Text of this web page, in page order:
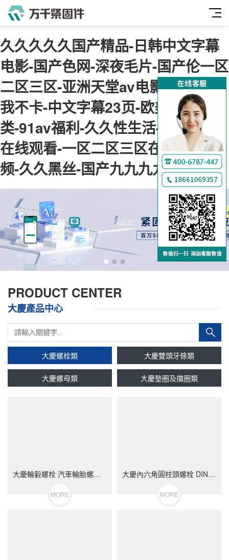
久久久久久国产精品-日韩中文字幕
电影-国产色网-深夜毛片-国产伦一区
二区三区-亚洲天堂av电影-神马午夜
我不卡-中文字幕23页-欧美综合另
类-91av福利-久久性生活-肉肉视频
在线观看-一区二区三区在线免费视
频-久久黑丝-国产九九九九
PRODUCT CENTER
大慶產品中心
大慶螺栓類 大慶雙頭牙條類
大慶螺母類 大慶墊圈及擋圈類
大慶輪轂螺栓 汽車輪胎螺絲 不銹鋼（304/316）碳鋼 合金鋼
MORE
大慶內六角圓柱頭螺栓 DIN912 不銹鋼（304/316）碳鋼 合金鋼
MORE